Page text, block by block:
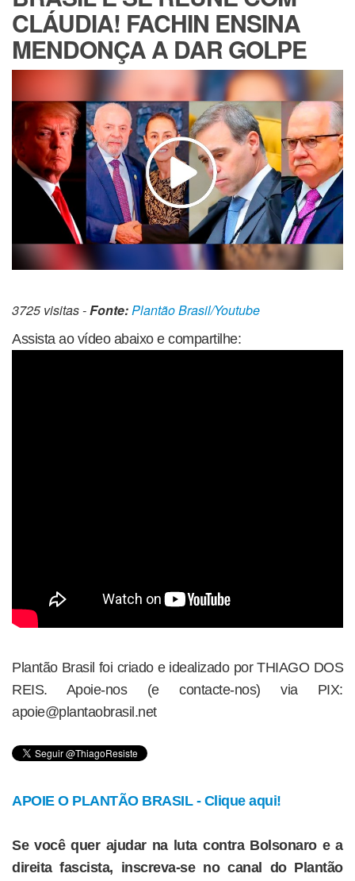
CLÁUDIA! FACHIN ENSINA
MENDONÇA A DAR GOLPE
3725 visitas -Fonte:Plantão Brasil/Youtube
Assista ao vídeo abaixo e compartilhe:
Plantão Brasil foi criado e idealizado por THIAGO DOS
REIS. Apoie-nos (e contacte-nos) via PIX:
apoie@plantaobrasil.net
APOIE O PLANTÃO BRASIL - Clique aqui!
Se você quer ajudar na luta contra Bolsonaro e a
direita fascista, inscreva-se no canal do Plantão